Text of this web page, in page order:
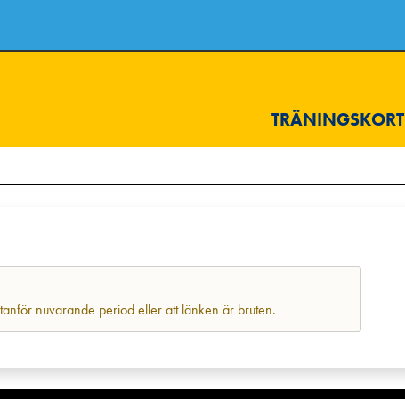
TRÄNINGSKORT
nuvarande period eller att länken är bruten.